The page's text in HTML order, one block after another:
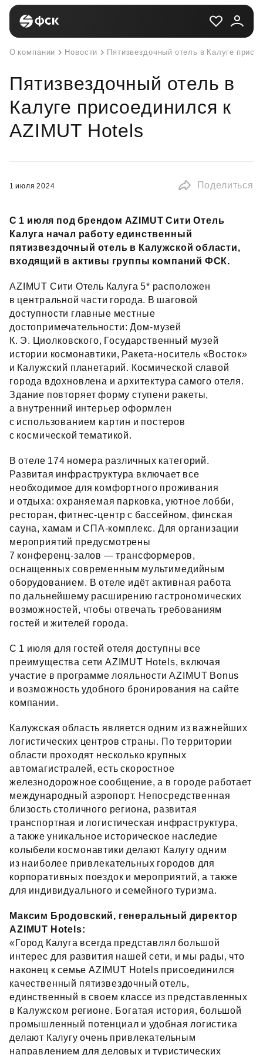
О компании Новости Пятизвездочный отель в Калуге
Пятизвездочный отель в
Калуге присоединился к
AZIMUT Hotels
1 июля 2024 Поделиться
С 1 июля под брендом AZIMUT Сити Отель
Калуга начал работу единственный
пятизвездочный отель в Калужской области,
входящий в активы группы компаний ФСК.
AZIMUT Сити Отель Калуга 5* расположен
в центральной части города. В шаговой
доступности главные местные
достопримечательности: Дом‑музей
К. Э. Циолковского, Государственный музей
истории космонавтики, Ракета‑носитель «Восток»
и Калужский планетарий. Космической славой
города вдохновлена и архитектура самого отеля.
Здание повторяет форму ступени ракеты,
а внутренний интерьер оформлен
с использованием картин и постеров
с космической тематикой.
В отеле 174 номера различных категорий.
Развитая инфраструктура включает все
необходимое для комфортного проживания
и отдыха: охраняемая парковка, уютное лобби,
ресторан, фитнес‑центр с бассейном, финская
сауна, хамам и СПА‑комплекс. Для организации
мероприятий предусмотрены
7 конференц‑залов — трансформеров,
оснащенных современным мультимедийным
оборудованием. В отеле идёт активная работа
по дальнейшему расширению гастрономических
возможностей, чтобы отвечать требованиям
гостей и жителей города.
С 1 июля для гостей отеля доступны все
преимущества сети AZIMUT Hotels, включая
участие в программе лояльности AZIMUT Bonus
и возможность удобного бронирования на сайте
компании.
Калужская область является одним из важнейших
логистических центров страны. По территории
области проходят несколько крупных
автомагистралей, есть скоростное
железнодорожное сообщение, а в городе работает
международный аэропорт. Непосредственная
близость столичного региона, развитая
транспортная и логистическая инфраструктура,
а также уникальное историческое наследие
колыбели космонавтики делают Калугу одним
из наиболее привлекательных городов для
корпоративных поездок и мероприятий, а также
для индивидуального и семейного туризма.
Максим Бродовский, генеральный директор
AZIMUT Hotels:
«Город Калуга всегда представлял большой
интерес для развития нашей сети, и мы рады, что
наконец к семье AZIMUT Hotels присоединился
качественный пятизвездочный отель,
единственный в своем классе из представленных
в Калужском регионе. Богатая история, большой
промышленный потенциал и удобная логистика
делают Калугу очень привлекательным
направлением для деловых и туристических